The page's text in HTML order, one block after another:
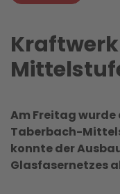
Am Freitag
Taberbach-
konnte der
Glasfasernetzes